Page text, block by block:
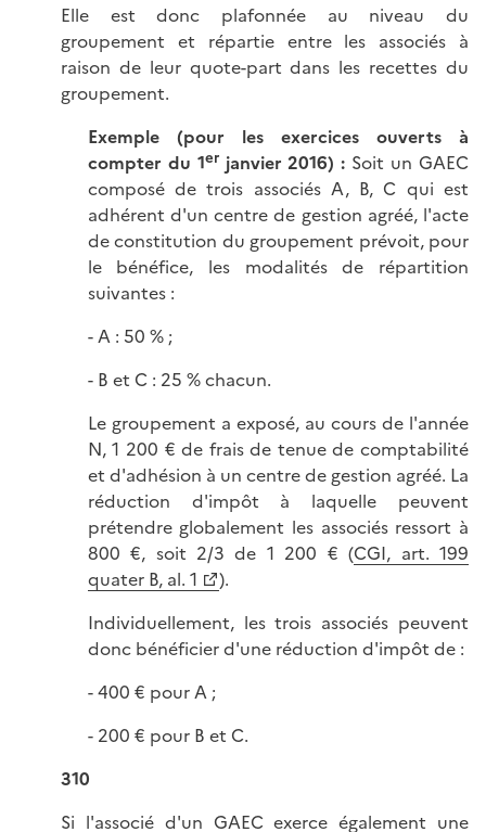
Elle est donc plafonnée au niveau du
groupement et répartie entre les associés à
raison de leur quote-part dans les recettes du
groupement.
Exemple (pour les exercices ouverts à
compter du 1er janvier 2016) : Soit un GAEC
composé de trois associés A, B, C qui est
adhérent d'un centre de gestion agréé, l'acte
de constitution du groupement prévoit, pour
le bénéfice, les modalités de répartition
suivantes :
- A : 50 % ;
- B et C : 25 % chacun.
Le groupement a exposé, au cours de l'année
N, 1 200 € de frais de tenue de comptabilité
et d'adhésion à un centre de gestion agréé. La
réduction d'impôt à laquelle peuvent
prétendre globalement les associés ressort à
800 €, soit 2/3 de 1 200 € (CGI, art. 199
quater B, al. 1
).
Individuellement, les trois associés peuvent
donc bénéficier d'une réduction d'impôt de :
- 400 € pour A ;
- 200 € pour B et C.
310
Si l'associé d'un GAEC exerce également une